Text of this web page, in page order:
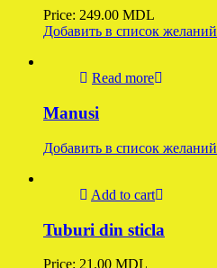
Price: 249.00 MDL
Добавить в список желаний
Read more
Manusi
Добавить в список желаний
Add to cart
Tuburi din sticla
Price: 21.00 MDL